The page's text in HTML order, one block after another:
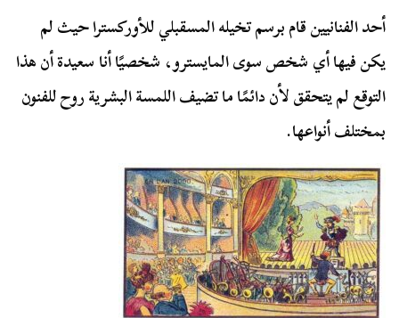
أحد الفنانيين قام برسم تخيله المسقبلي للأوركسترا حيث لم
يكن فيها أي شخص سوى المايسترو، شخصيًا أنا سعيدة أن هذا
التوقع لم يتحقق لأن دائمًا ما تضيف اللمسة البشرية روح للفنون
بمختلف أنواعها.